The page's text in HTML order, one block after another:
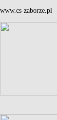
www.cs-zaborze.pl